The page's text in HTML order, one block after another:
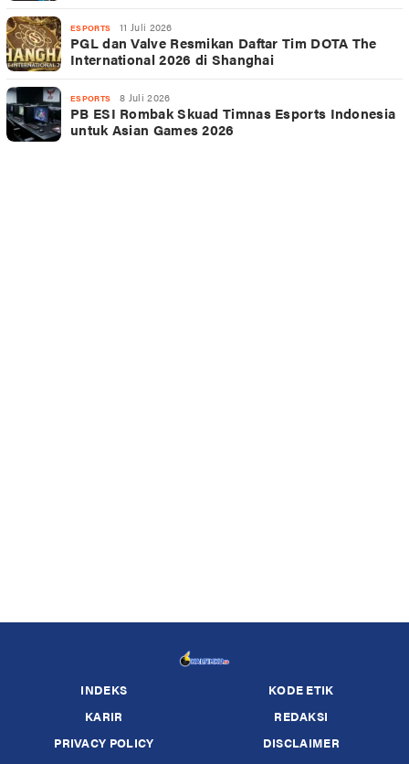
ESPORTS 11 Juli 2026
PGL dan Valve Resmikan Daftar Tim DOTA The
International 2026 di Shanghai
ESPORTS 8 Juli 2026
PB ESI Rombak Skuad Timnas Esports Indonesia
untuk Asian Games 2026
INDEKS
KODE ETIK
KARIR
REDAKSI
PRIVACY POLICY
DISCLAIMER